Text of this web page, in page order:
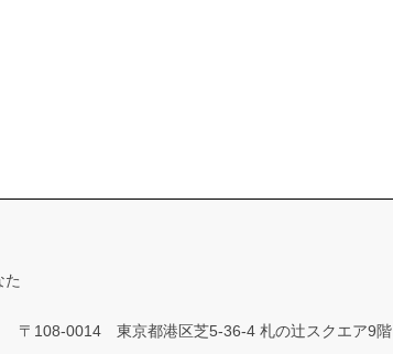
た
〒108-0014 東京都港区芝5-36-4 札の辻スクエア9階